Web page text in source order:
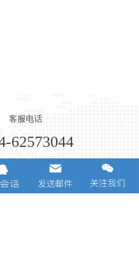
客服电话
62573044
姚阳明街道康山路玉井跟6号